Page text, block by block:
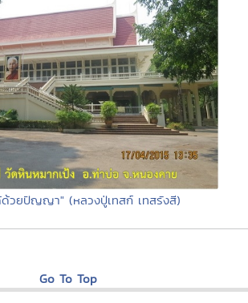
ด้วยปัญญา" (หลวงปู่เทสก์ เทสรังสี)
Go To Top